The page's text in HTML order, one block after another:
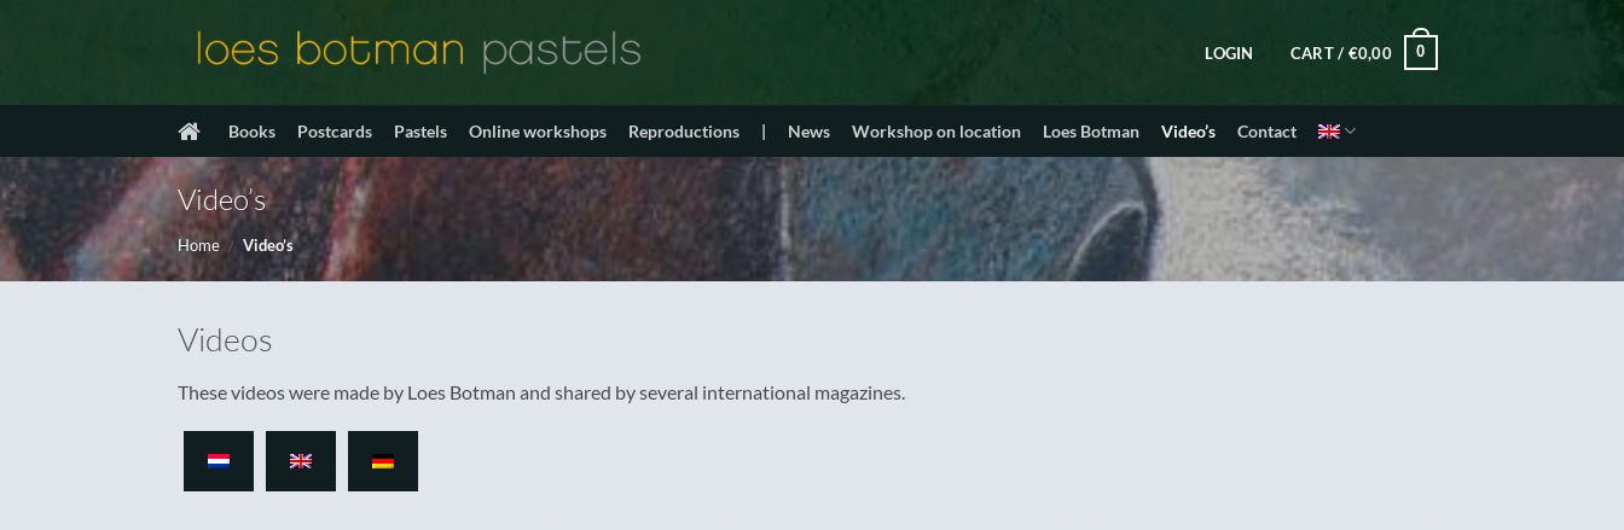
LOGIN CART / €0,00 0
Books Postcards Pastels Online workshops Reproductions | News Workshop on location Loes Botman Video’s Contact
Video’s
Home / Video’s
Videos
These videos were made by Loes Botman and shared by several international magazines.